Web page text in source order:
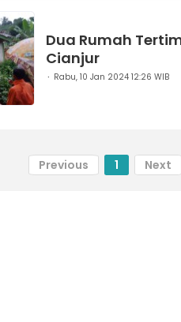
Dua Rumah
Cianjur
Rabu, 10 Jan 2024 12:26 WIB
Previous 1 Next